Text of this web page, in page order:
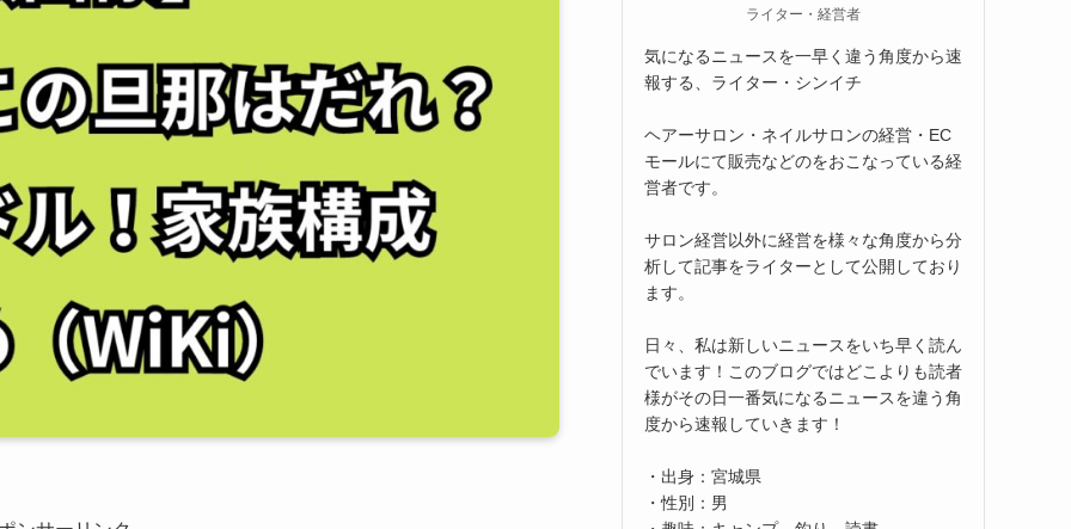
ライター・経営者
気になるニュースを一早く違う角度から速
報する、ライター・シンイチ
ヘアーサロン・ネイルサロンの経営・EC
モールにて販売などのをおこなっている経
営者です。
サロン経営以外に経営を様々な角度から分
析して記事をライターとして公開しており
ます。
日々、私は新しいニュースをいち早く読ん
でいます！このブログではどこよりも読者
様がその日一番気になるニュースを違う角
度から速報していきます！
・出身：宮城県
・性別：男